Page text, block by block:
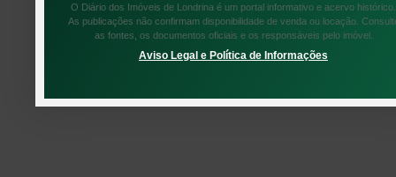
O Diário dos Imóveis de Londrina é um portal informativo e acervo histórico.
As publicações não confirmam disponibilidade de venda ou locação.
as fontes, os documentos oficiais e os responsáveis pelo imóvel.
Aviso Legal e Política de Informações